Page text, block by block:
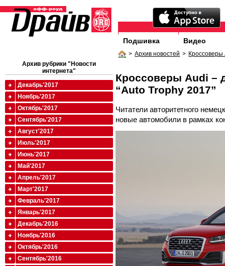
Подшивка Видео
> Архив новостей > Кроссоверы
Кроссоверы Audi –
“Auto Trophy 2017”
Читатели авторитетного
новые автомобили в рамках
Архив рубрики "Новости
интернета"
Декабрь'2017
Ноябрь'2017
Октябрь'2017
Сентябрь'2017
Август'2017
Июль'2017
Июнь'2017
Май'2017
Апрель'2017
Март'2017
Февраль'2017
Январь'2017
Декабрь'2016
Ноябрь'2016
Октябрь'2016
Сентябрь'2016